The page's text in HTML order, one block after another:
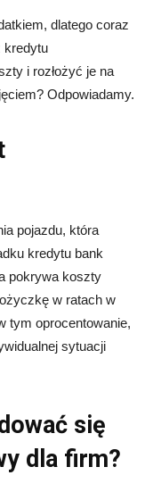
dlatego coraz
kredytu
i rozłożyć je na
Odpowiadamy.
pojazdu, która
kredytu bank
pokrywa koszty
w ratach w
tym oprocentowanie,
sytuacji
się
dla firm?